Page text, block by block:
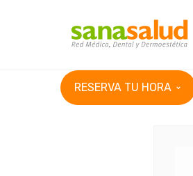
RESERVA TU HORA